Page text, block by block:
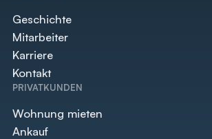
Geschichte
Mitarbeiter
Karriere
Kontakt
PRIVATKUNDEN
Wohnung mieten
Ankauf